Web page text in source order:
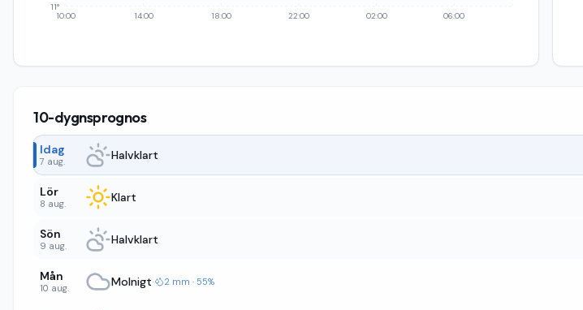
10:00 14:00 18:00 22:00 02:00 06:00
11°
10-dygnsprognos
Idag
7 aug. Halvklart
Lör
8 aug. Klart
Sön
9 aug. Halvklart
Mån
10 aug. Molnigt· 2 mm · 55%